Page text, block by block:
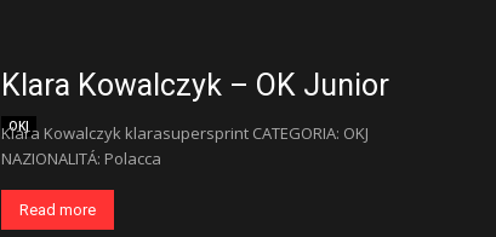
Klara Kowalczyk – OK Junior
OKJ
Klara Kowalczyk klarasupersprint CATEGORIA: OKJ
NAZIONALITÁ: Polacca
Read more